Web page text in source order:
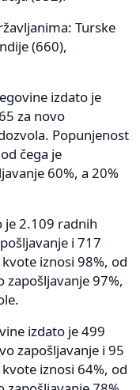
Turske
(660),
izdato je
za novo
Popunjenost
čega je
60%, a 20%
je 2.109 radnih
i 717
iznosi 98%, od
zapošljavanje 97%,
izdato je 499
zapošljavanje i 95
iznosi 64%, od